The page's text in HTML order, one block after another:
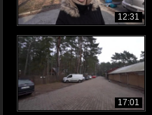
12:31
17:01